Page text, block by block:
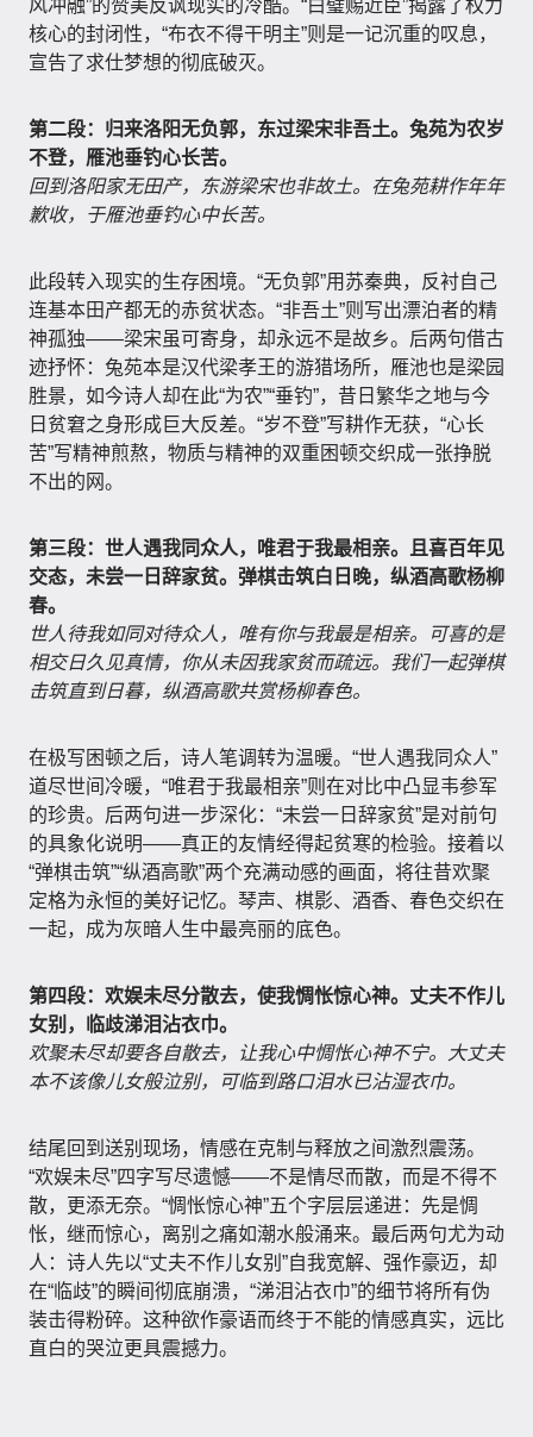
风冲融”的赞美反讽现实的冷酷。“白璧赐近臣”揭露了权力
核心的封闭性，“布衣不得干明主”则是一记沉重的叹息，
宣告了求仕梦想的彻底破灭。
第二段：归来洛阳无负郭，东过梁宋非吾土。兔苑为农岁
不登，雁池垂钓心长苦。
回到洛阳家无田产，东游梁宋也非故土。在兔苑耕作年年
歉收，于雁池垂钓心中长苦。
此段转入现实的生存困境。“无负郭”用苏秦典，反衬自己
连基本田产都无的赤贫状态。“非吾土”则写出漂泊者的精
神孤独——梁宋虽可寄身，却永远不是故乡。后两句借古
迹抒怀：兔苑本是汉代梁孝王的游猎场所，雁池也是梁园
胜景，如今诗人却在此“为农”“垂钓”，昔日繁华之地与今
日贫窘之身形成巨大反差。“岁不登”写耕作无获，“心长
苦”写精神煎熬，物质与精神的双重困顿交织成一张挣脱
不出的网。
第三段：世人遇我同众人，唯君于我最相亲。且喜百年见
交态，未尝一日辞家贫。弹棋击筑白日晚，纵酒高歌杨柳
春。
世人待我如同对待众人，唯有你与我最是相亲。可喜的是
相交日久见真情，你从未因我家贫而疏远。我们一起弹棋
击筑直到日暮，纵酒高歌共赏杨柳春色。
在极写困顿之后，诗人笔调转为温暖。“世人遇我同众人”
道尽世间冷暖，“唯君于我最相亲”则在对比中凸显韦参军
的珍贵。后两句进一步深化：“未尝一日辞家贫”是对前句
的具象化说明——真正的友情经得起贫寒的检验。接着以
“弹棋击筑”“纵酒高歌”两个充满动感的画面，将往昔欢聚
定格为永恒的美好记忆。琴声、棋影、酒香、春色交织在
一起，成为灰暗人生中最亮丽的底色。
第四段：欢娱未尽分散去，使我惆怅惊心神。丈夫不作儿
女别，临歧涕泪沾衣巾。
欢聚未尽却要各自散去，让我心中惆怅心神不宁。大丈夫
本不该像儿女般泣别，可临到路口泪水已沾湿衣巾。
结尾回到送别现场，情感在克制与释放之间激烈震荡。
“欢娱未尽”四字写尽遗憾——不是情尽而散，而是不得不
散，更添无奈。“惆怅惊心神”五个字层层递进：先是惆
怅，继而惊心，离别之痛如潮水般涌来。最后两句尤为动
人：诗人先以“丈夫不作儿女别”自我宽解、强作豪迈，却
在“临歧”的瞬间彻底崩溃，“涕泪沾衣巾”的细节将所有伪
装击得粉碎。这种欲作豪语而终于不能的情感真实，远比
直白的哭泣更具震撼力。